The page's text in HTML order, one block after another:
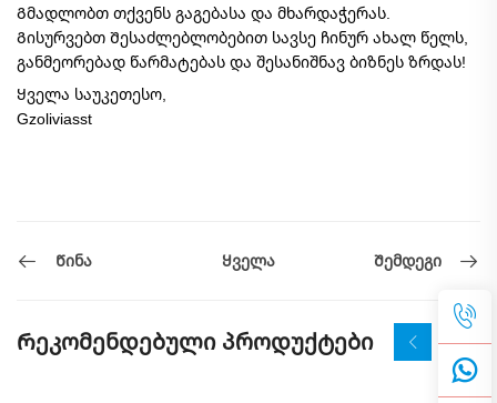
Გმადლობთ თქვენს გაგებასა და მხარდაჭერას.
Გისურვებთ Შესაძლებლობებით სავსე ჩინურ ახალ წელს,
განმეორებად წარმატებას და შესანიშნავ ბიზნეს ზრდას!
Ყველა საუკეთესო,
Gzoliviasst
Წინა Ყველა Შემდეგი
Რეკომენდებული პროდუქტები